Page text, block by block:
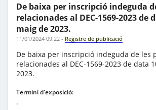
De baixa per inscripció indeguda
relacionades al DEC-1569-2023 de
maig de 2023.
11/01/2024 09:22 - Registre de publicació
De baixa per inscripció indeguda de les
relacionades al DEC-1569-2023 de data
2023.
Termini d'exposició:
.